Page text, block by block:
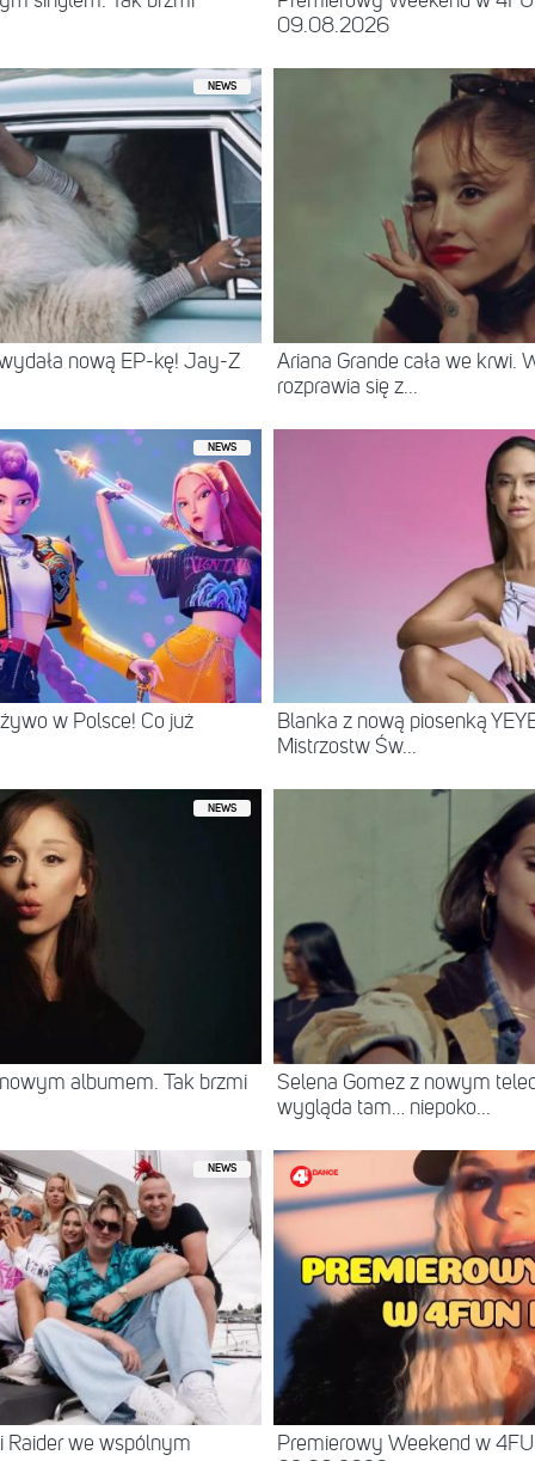
09.08.2026
NEWS
nową EP-kę! Jay-Z
Ariana Grande cała we krwi.
rozprawia się z...
NEWS
w Polsce! Co już
Blanka z nową piosenką
Mistrzostw Św...
NEWS
albumem. Tak brzmi
Selena Gomez z nowym
wygląda tam… niepoko...
NEWS
Raider we wspólnym
Premierowy Weekend w